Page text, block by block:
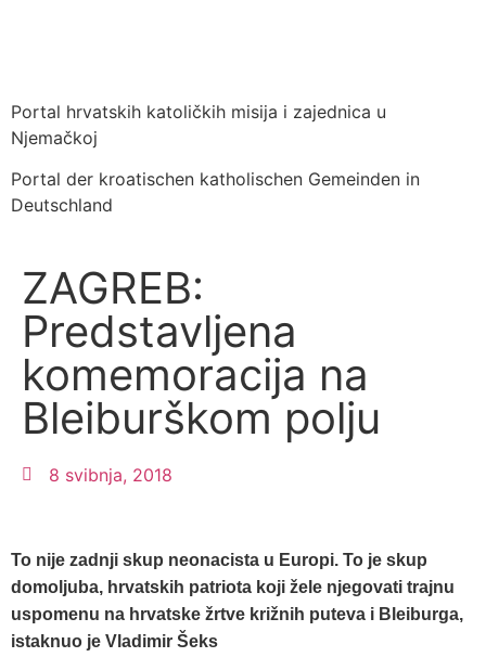
Portal hrvatskih katoličkih misija i zajednica u
Njemačkoj
Portal der kroatischen katholischen Gemeinden in
Deutschland
ZAGREB:
Predstavljena
komemoracija na
Bleiburškom polju
8 svibnja, 2018
To nije zadnji skup neonacista u Europi. To je skup
domoljuba, hrvatskih patriota koji žele njegovati trajnu
uspomenu na hrvatske žrtve križnih puteva i Bleiburga,
istaknuo je Vladimir Šeks